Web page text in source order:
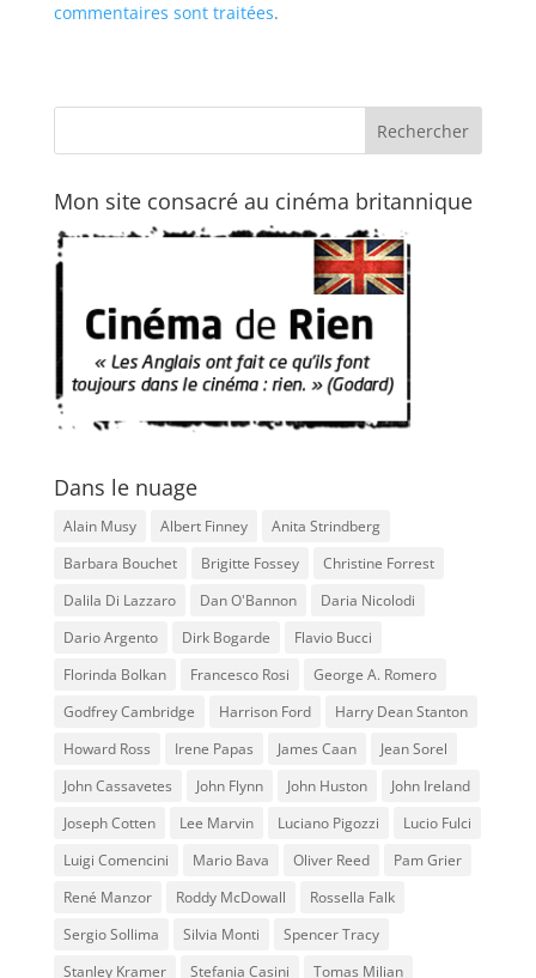
commentaires sont traitées.
Mon site consacré au cinéma britannique
Dans le nuage
Alain Musy Albert Finney
Anita Strindberg
Barbara Bouchet
Brigitte Fossey
Christine Forrest
Dalila Di Lazzaro
Dan O'Bannon
Daria Nicolodi
Dario Argento
Dirk Bogarde
Flavio Bucci
Florinda Bolkan
Francesco Rosi
George A. Romero
Godfrey Cambridge
Harrison Ford
Harry Dean Stanton
Howard Ross
Irene Papas James Caan
Jean Sorel
John Cassavetes
John Flynn John Huston
John Ireland
Joseph Cotten
Lee Marvin Luciano Pigozzi
Lucio Fulci
Luigi Comencini
Mario Bava Oliver Reed
Pam Grier
René Manzor
Roddy McDowall
Rossella Falk
Sergio Sollima
Silvia Monti
Spencer Tracy
Stanley Kramer
Stefania Casini Tomas Milian